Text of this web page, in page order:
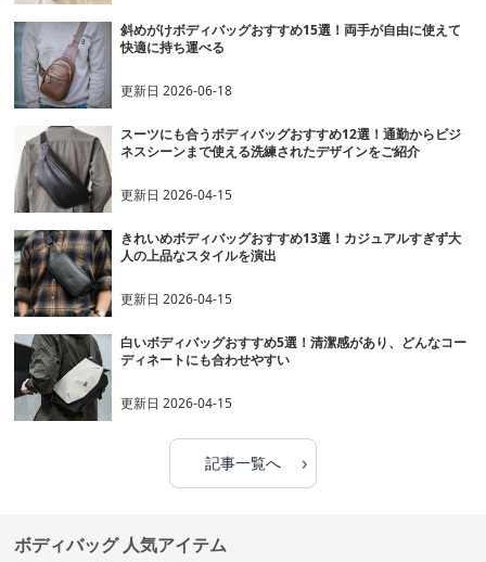
斜めがけボディバッグおすすめ15選！両手が自由に使えて
快適に持ち運べる
更新日2026-06-18
スーツにも合うボディバッグおすすめ12選！通勤からビジ
ネスシーンまで使える洗練されたデザインをご紹介
更新日2026-04-15
きれいめボディバッグおすすめ13選！カジュアルすぎず大
人の上品なスタイルを演出
更新日2026-04-15
白いボディバッグおすすめ5選！清潔感があり、どんなコー
ディネートにも合わせやすい
更新日2026-04-15
記事一覧へ ›
ボディバッグ 人気アイテム